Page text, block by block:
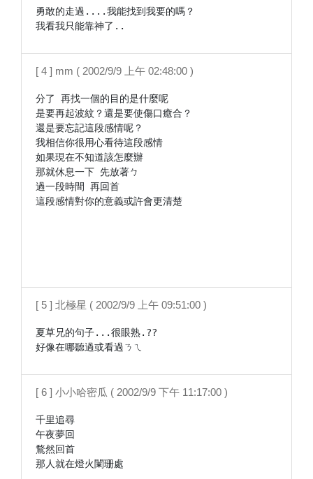
勇敢的走過....我能找到我要的嗎？
我看我只能靠神了..
[ 4 ] mm ( 2002/9/9 上午 02:48:00 )
分了 再找一個的目的是什麼呢
是要再起波紋？還是要使傷口癒合？
還是要忘記這段感情呢？
我相信你很用心看待這段感情
如果現在不知道該怎麼辦
那就休息一下 先放著ㄅ
過一段時間 再回首
這段感情對你的意義或許會更清楚
[ 5 ] 北極星 ( 2002/9/9 上午 09:51:00 )
夏草兄的句子...很眼熟.??
好像在哪聽過或看過ㄋㄟ
[ 6 ] 小小哈密瓜 ( 2002/9/9 下午 11:17:00 )
千里追尋
午夜夢回
鶩然回首
那人就在燈火闌珊處